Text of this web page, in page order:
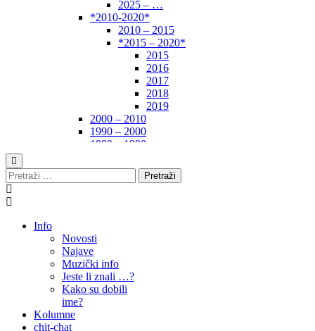
2025 – …
*2010-2020*
2010 – 2015
*2015 – 2020*
2015
2016
2017
2018
2019
2000 – 2010
1990 – 2000
1980 – 1990
1970 – 1975
1975 – 1980
Autori
Pretraži:
Info
Novosti
Najave
Muzički info
Jeste li znali …?
Kako su dobili
ime?
Kolumne
chit-chat